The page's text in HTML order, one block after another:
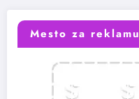
Mesto za reklamu